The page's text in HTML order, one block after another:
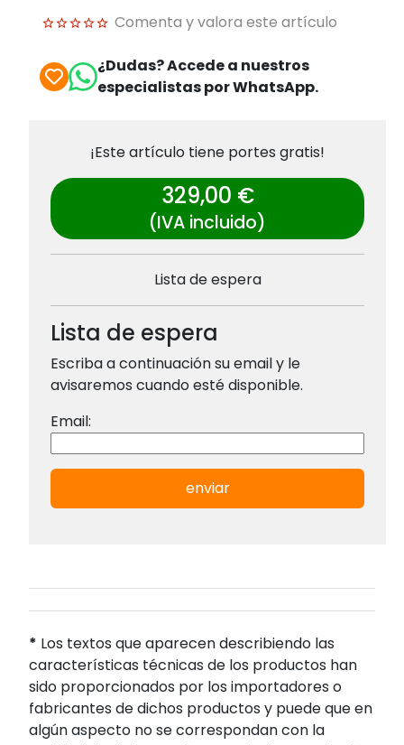
Comenta y valora este artículo
¿Dudas? Accede a nuestros
especialistas por WhatsApp.
¡Este artículo tiene portes gratis!
329,00 €
(IVA incluido)
Lista de espera
Lista de espera
Escriba a continuación su email y le
avisaremos cuando esté disponible.
Email:
enviar
* Los textos que aparecen describiendo las
características técnicas de los productos han
sido proporcionados por los importadores o
fabricantes de dichos productos y puede que en
algún aspecto no se correspondan con la